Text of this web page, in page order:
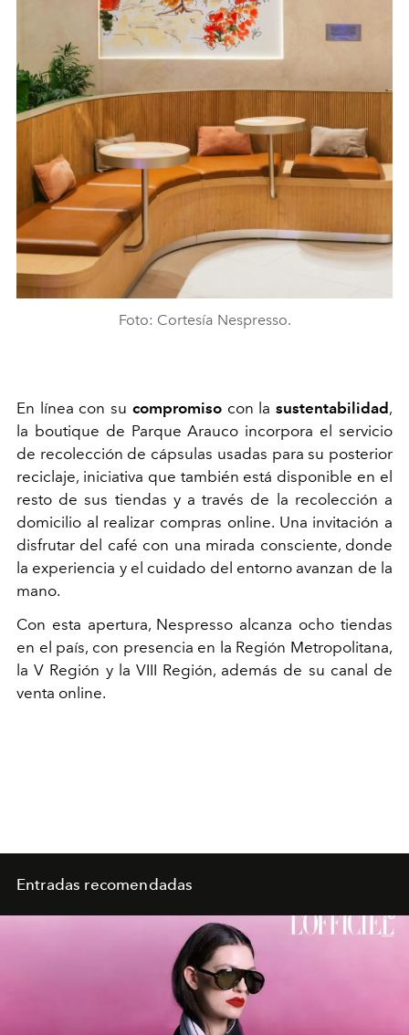
Foto: Cortesía Nespresso.
En línea con su compromisocon lasustentabilidad ,
la boutique de Parque Arauco incorpora el servicio
de recolección de cápsulas usadas para su posterior
reciclaje, iniciativa que también está disponible en el
resto de sus tiendas y a través de la recolección a
domicilio al realizar compras online. Una invitación a
disfrutar del café con una mirada consciente, donde
la experiencia y el cuidado del entorno avanzan de la
mano.
Con esta apertura, Nespresso alcanza ocho tiendas
en el país, con presencia en la Región Metropolitana,
la V Región y la VIII Región, además de su canal de
venta online.
Entradas recomendadas